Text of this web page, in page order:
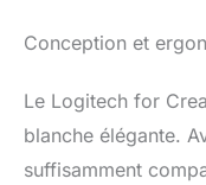
Conception et
Le Logitech for
blanche élégante.
suffisamment